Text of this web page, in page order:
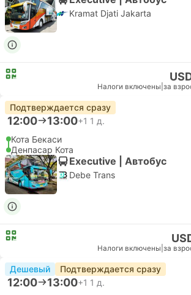
Kramat Djati Jakarta
Налоги включены за
Подтверждается сразу
12:00 13:00+1 1 д.
Кота Бекаси
Денпасар Кота
Executive | Автобус
Debe Trans
Налоги включены за
Дешевый Подтверждается сразу
12:00 13:00+1 1 д.